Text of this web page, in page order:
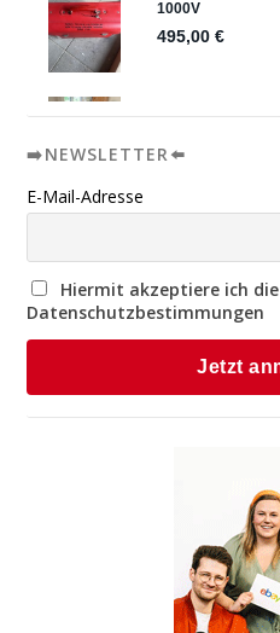
➡️NEWSLETTER⬅️
E-Mail-Adresse
Hiermit akzeptiere ich die
Datenschutzbestimmungen